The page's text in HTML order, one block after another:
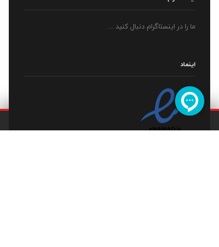
ما را در اینستاگرام دنبال کنید ....
اینماد